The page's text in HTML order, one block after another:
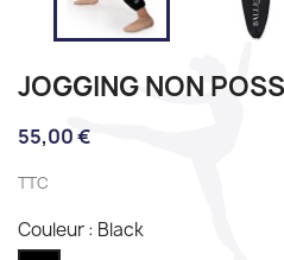
JOGGING NON
55,00 €
TTC
Couleur : Black